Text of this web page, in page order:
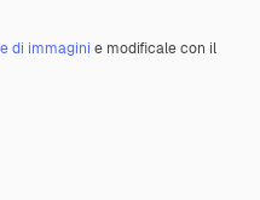
di immagini e modificale con il